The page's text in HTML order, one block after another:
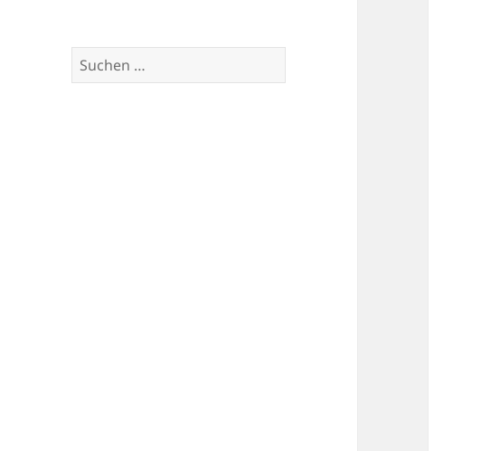
Suchen
nach: